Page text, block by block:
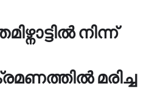
നിന്ന്
മരിച്ച